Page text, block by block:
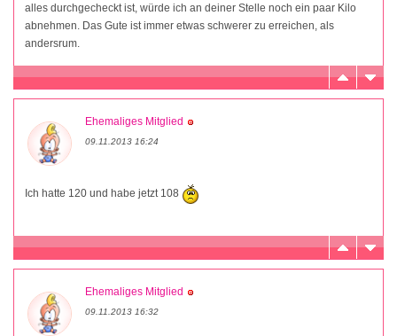
alles durchgecheckt ist, würde ich an deiner Stelle noch ein paar Kilo
abnehmen. Das Gute ist immer etwas schwerer zu erreichen, als
andersrum.
Ehemaliges Mitglied
09.11.2013 16:24
Ich hatte 120 und habe jetzt 108
Ehemaliges Mitglied
09.11.2013 16:32